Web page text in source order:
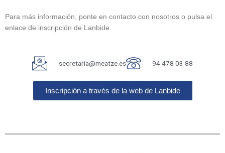
Para más información, ponte en contacto con nosotros o pulsa el
enlace de inscripción de Lanbide.
secretaria@meatze.es 94 478 03 88
Inscripción a través de la web de Lanbide